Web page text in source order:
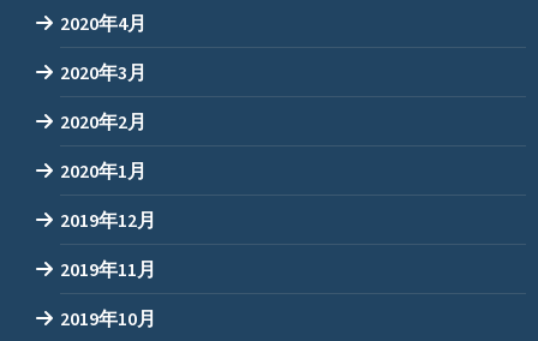
2020年4月
2020年3月
2020年2月
2020年1月
2019年12月
2019年11月
2019年10月